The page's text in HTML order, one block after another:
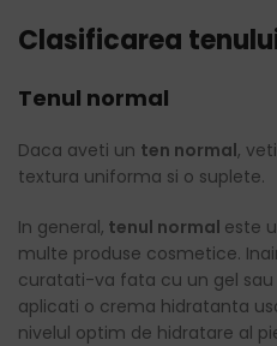
Clasificarea
Tenul normal
Daca aveti un ten normal,
textura uniforma si o suplete.
In general, tenul normal este
multe produse cosmetice.
curatati-va fata cu un gel sau
aplicati o crema hidratanta
nivelul optim de hidratare al